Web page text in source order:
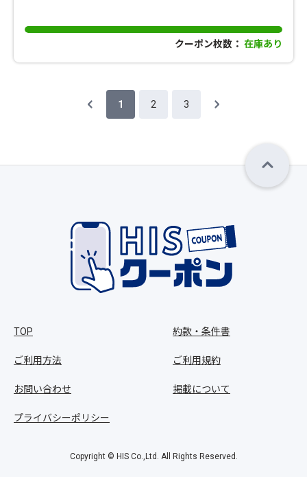
クーポン枚数： 在庫あり
1 2 3
TOP
ご利用方法
お問い合わせ
プライバシーポリシー
約款・条件書
ご利用規約
掲載について
Copyright © HIS Co.,Ltd. All Rights Reserved.